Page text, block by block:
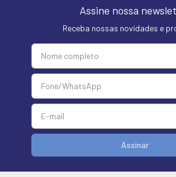
Assine nossa
Receba nossas novidades e